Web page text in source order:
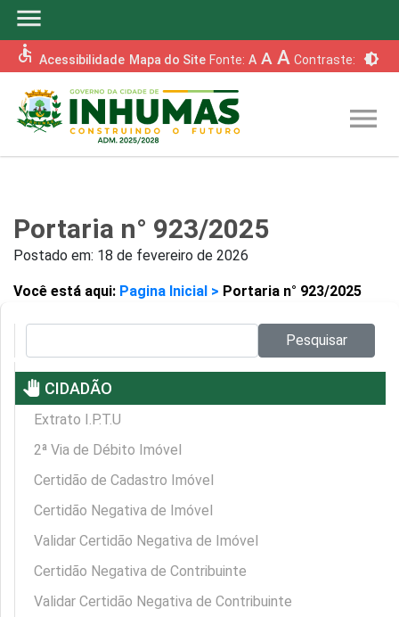
menu
accessible Acessibilidade Mapa do Site Fonte: A A A Contraste: brightness_6
menu
Portaria n° 923/2025
Postado em: 18 de fevereiro de 2026
Você está aqui: Pagina Inicial > Portaria n° 923/2025
Pesquisar
pan_tool CIDADÃO
Extrato I.P.T.U
2ª Via de Débito Imóvel
Certidão de Cadastro Imóvel
Certidão Negativa de Imóvel
Validar Certidão Negativa de Imóvel
Certidão Negativa de Contribuinte
Validar Certidão Negativa de Contribuinte